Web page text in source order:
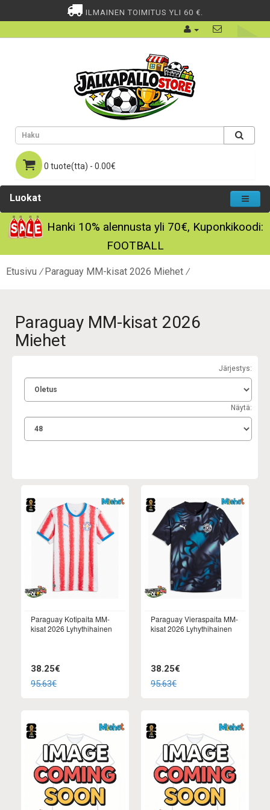
ILMAINEN TOIMITUS YLI 60 €.
0 tuote(tta) - 0.00€
Luokat
Hanki 10% alennusta yli 70€, Kuponkikoodi:
FOOTBALL
Etusivu Paraguay MM-kisat 2026 Miehet
Paraguay MM-kisat 2026
Miehet
Järjestys:
Näytä:
Paraguay Kotipaita MM-
kisat 2026 Lyhythihainen
38.25€
95.63€
Paraguay Vieraspaita MM-
kisat 2026 Lyhythihainen
38.25€
95.63€